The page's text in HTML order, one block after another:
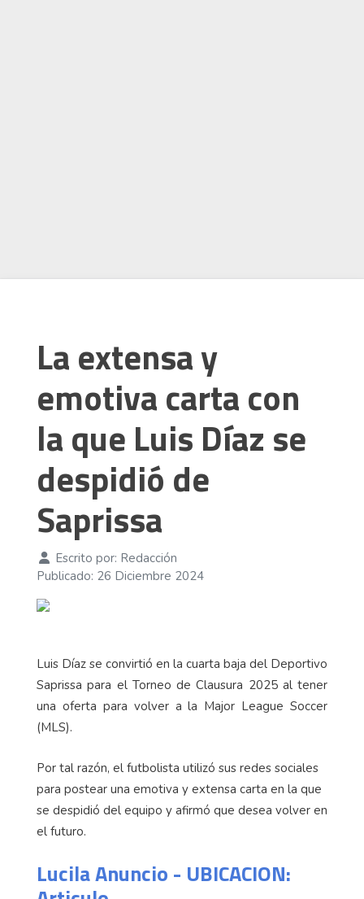
La extensa y
emotiva carta con
la que Luis Díaz se
despidió de
Saprissa
Escrito por: Redacción
Publicado: 26 Diciembre 2024
Luis Díaz se convirtió en la cuarta baja del Deportivo
Saprissa para el Torneo de Clausura 2025 al tener
una oferta para volver a la Major League Soccer
(MLS).
Por tal razón, el futbolista utilizó sus redes sociales
para postear una emotiva y extensa carta en la que
se despidió del equipo y afirmó que desea volver en
el futuro.
Lucila Anuncio - UBICACION: